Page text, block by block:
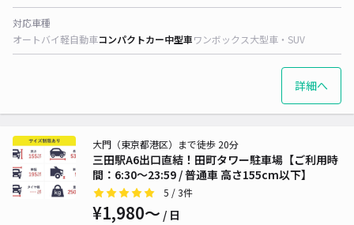
対応車種
オートバイ軽自動車コンパクトカー中型車ワンボックス大型車・SUV
詳細へ
三田駅A6出口直結！田町タワー駐車場【ご利用時
間：6:30～23:59 / 普通車 高さ155cm以下】
大門（東京都港区）まで徒歩 20分
5 / 3件
¥1,980〜 / 日